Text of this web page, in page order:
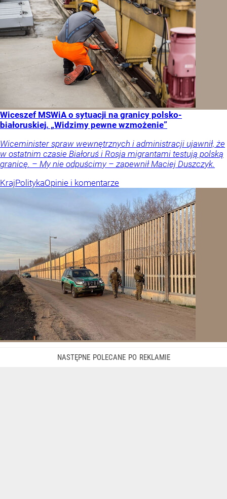
Wiceszef MSWiA o sytuacji na granicy polsko-
białoruskiej. „Widzimy pewne wzmożenie”
Wiceminister spraw wewnętrznych i administracji ujawnił, że
w ostatnim czasie Białoruś i Rosja migrantami testują polską
granicę. – My nie odpuścimy – zapewnił Maciej Duszczyk.
KrajPolitykaOpinie i komentarze